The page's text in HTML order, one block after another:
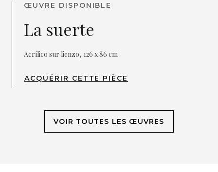
ŒUVRE DISPONIBLE
La suerte
Acrílico sur lienzo, 126 x 86 cm
ACQUÉRIR CETTE PIÈCE
VOIR TOUTES LES ŒUVRES